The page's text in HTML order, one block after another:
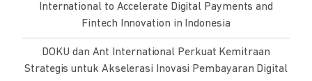
International to Accelerate Digital Payments and
Fintech Innovation in Indonesia
DOKU dan Ant International Perkuat Kemitraan
Strategis untuk Akselerasi Inovasi Pembayaran Digital